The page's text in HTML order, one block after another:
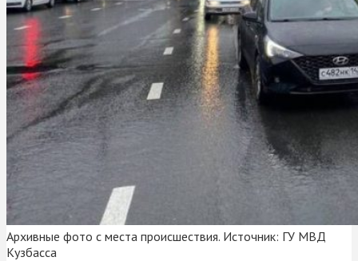
Архивные фото с места происшествия. Источник: ГУ МВД
Кузбасса